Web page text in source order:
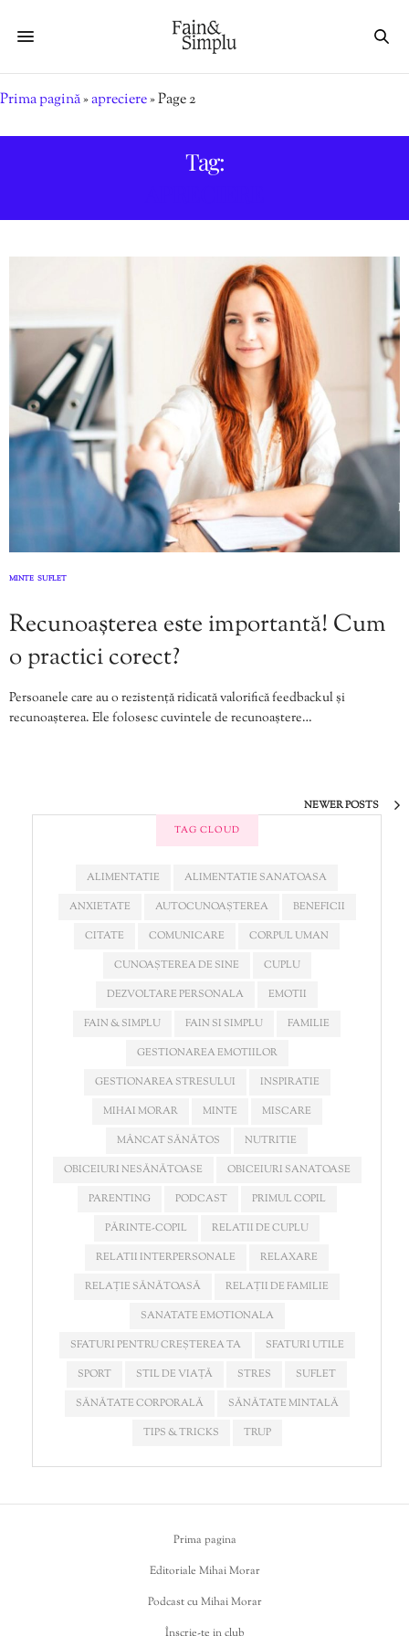
Prima pagină»apreciere»Page 2
Tag:
MINTE SUFLET
Recunoașterea este importantă! Cum
o practici corect?
Persoanele care au o rezistență ridicată valorifică feedbackul și
recunoașterea. Ele folosesc cuvintele de recunoaștere…
NEWER POSTS
TAG CLOUD
ALIMENTATIE
ALIMENTATIE SANATOASA
ANXIETATE
AUTOCUNOAȘTEREA
BENEFICII
CITATE
COMUNICARE
CORPUL UMAN
CUNOAȘTEREA DE SINE
CUPLU
DEZVOLTARE PERSONALA
EMOTII
FAIN & SIMPLU
FAIN SI SIMPLU
FAMILIE
GESTIONAREA EMOTIILOR
GESTIONAREA STRESULUI
INSPIRATIE
MIHAI MORAR
MINTE
MISCARE
MÂNCAT SĂNĂTOS
NUTRITIE
OBICEIURI NESĂNĂTOASE
OBICEIURI SANATOASE
PARENTING
PODCAST
PRIMUL COPIL
PĂRINTE-COPIL
RELATII DE CUPLU
RELATII INTERPERSONALE
RELAXARE
RELAȚIE SĂNĂTOASĂ
RELAȚII DE FAMILIE
SANATATE EMOTIONALA
SFATURI PENTRU CREȘTEREA TA
SFATURI UTILE
SPORT
STIL DE VIAȚĂ STRES
SUFLET
SĂNĂTATE CORPORALĂ
SĂNĂTATE MINTALĂ
TIPS & TRICKS
TRUP
Prima pagina
Editoriale Mihai Morar
Podcast cu Mihai Morar